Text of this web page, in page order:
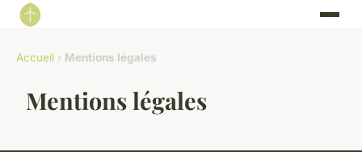
Accueil › Mentions légales
Mentions légales